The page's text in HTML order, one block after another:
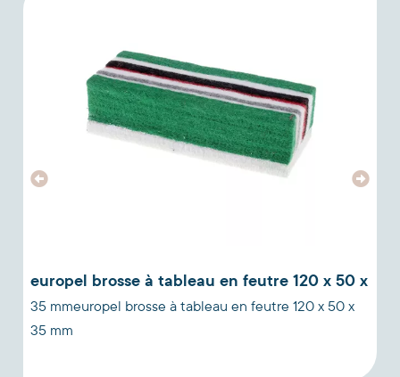
europel brosse à tableau en feutre 120 x 50 x
35 mmeuropel brosse à tableau en feutre 120 x 50 x
35 mm